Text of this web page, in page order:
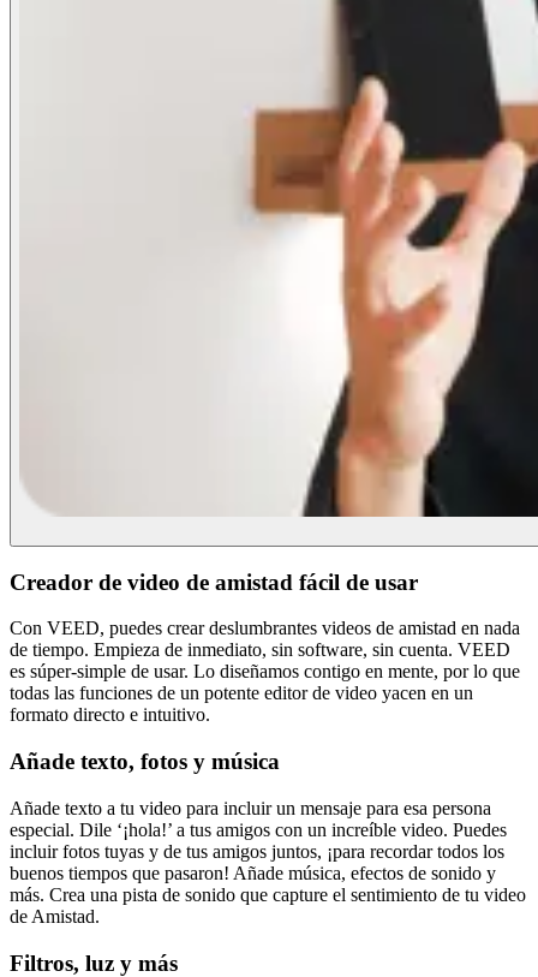
Creador de video de amistad fácil de usar
Con VEED, puedes crear deslumbrantes videos de amistad en nada
de tiempo. Empieza de inmediato, sin software, sin cuenta. VEED
es súper-simple de usar. Lo diseñamos contigo en mente, por lo que
todas las funciones de un potente editor de video yacen en un
formato directo e intuitivo.
Añade texto, fotos y música
Añade texto a tu video para incluir un mensaje para esa persona
especial. Dile ‘¡hola!’ a tus amigos con un increíble video. Puedes
incluir fotos tuyas y de tus amigos juntos, ¡para recordar todos los
buenos tiempos que pasaron! Añade música, efectos de sonido y
más. Crea una pista de sonido que capture el sentimiento de tu video
de Amistad.
Filtros, luz y más